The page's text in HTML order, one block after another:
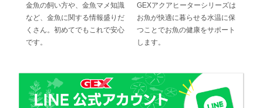
金魚の飼い方や、金魚マメ知識
など、金魚に関する情報盛りだ
くさん。初めてでもこれで安心
です。
GEXアクアヒーターシリーズは
お魚が快適に暮らせる水温に保
つことでお魚の健康をサポート
します。